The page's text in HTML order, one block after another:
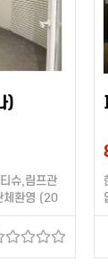
)
슈,림프관
체환영 (20